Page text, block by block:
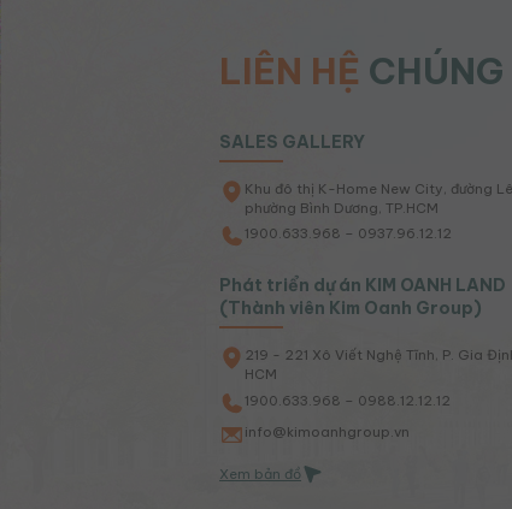
LIÊN HỆ CHÚNG
SALES GALLERY
Khu đô thị K-Home New City, đường Lê
phường Bình Dương, TP.HCM
1900.633.968 – 0937.96.12.12
Phát triển dự án KIM OANH LAND
(Thành viên Kim Oanh Group)
219 - 221 Xô Viết Nghệ Tĩnh, P. Gia
HCM
1900.633.968 – 0988.12.12.12
info@kimoanhgroup.vn
Xem bản đồ